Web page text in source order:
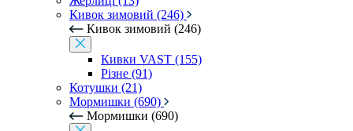
Кивок зимовий (246)
Кивок зимовий (246)
Кивки VAST (155)
Різне (91)
Котушки (21)
Мормишки (690)
Мормишки (690)